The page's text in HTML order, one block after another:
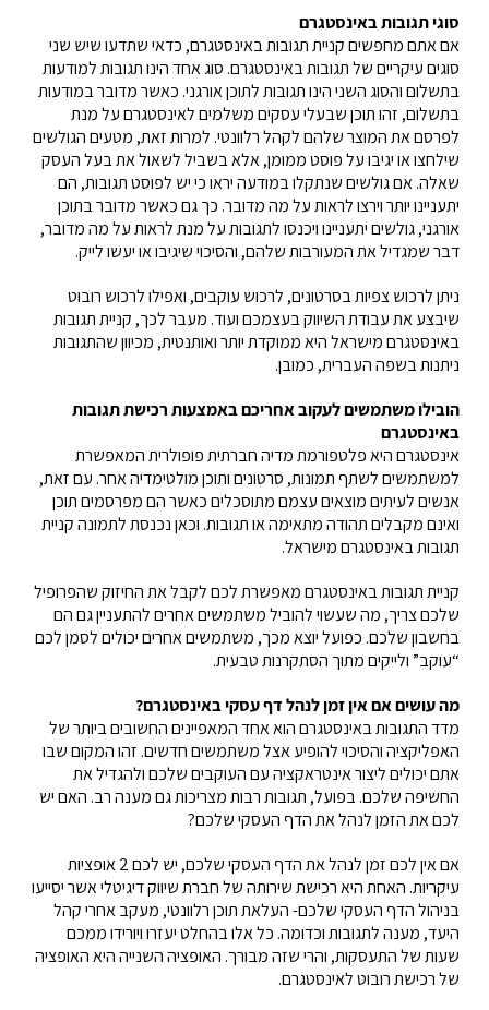
סוגי תגובות באינסטגרם
אם אתם מחפשים קניית תגובות באינסטגרם, כדאי שתדעו שיש שני
סוגים עיקריים של תגובות באינסטגרם. סוג אחד הינו תגובות למודעות
בתשלום והסוג השני הינו תגובות לתוכן אורגני. כאשר מדובר במודעות
בתשלום, זהו תוכן שבעלי עסקים משלמים לאינסטגרם על מנת
לפרסם את המוצר שלהם לקהל רלוונטי. למרות זאת, מטעים הגולשים
שילחצו או יגיבו על פוסט ממומן, אלא בשביל לשאול את בעל העסק
שאלה. אם גולשים שנתקלו במודעה יראו כי יש לפוסט תגובות, הם
יתעניינו יותר וירצו לראות על מה מדובר. כך גם כאשר מדובר בתוכן
אורגני, גולשים יתעניינו ויכנסו לתגובות על מנת לראות על מה מדובר,
דבר שמגדיל את המעורבות שלהם, והסיכוי שיגיבו או יעשו לייק.
ניתן לרכוש צפיות בסרטונים, לרכוש עוקבים, ואפילו לרכוש רובוט
שיבצע את עבודת השיווק בעצמכם ועוד. מעבר לכך, קניית תגובות
באינסטגרם מישראל היא ממוקדת יותר ואותנטית, מכיוון שהתגובות
ניתנות בשפה העברית, כמובן.
הובילו משתמשים לעקוב אחריכם באמצעות רכישת תגובות
באינסטגרם
אינסטגרם היא פלטפורמת מדיה חברתית פופולרית המאפשרת
למשתמשים לשתף תמונות, סרטונים ותוכן מולטימדיה אחר. עם זאת,
אנשים לעיתים מוצאים עצמם מתוסכלים כאשר הם מפרסמים תוכן
ואינם מקבלים תהודה מתאימה או תגובות. וכאן נכנסת לתמונה קניית
תגובות באינסטגרם מישראל.
קניית תגובות באינסטגרם מאפשרת לכם לקבל את החיזוק שהפרופיל
שלכם צריך, מה שעשוי להוביל משתמשים אחרים להתעניין גם הם
בחשבון שלכם. כפועל יוצא מכך, משתמשים אחרים יכולים לסמן לכם
“עוקב” ולייקים מתוך הסתקרנות טבעית.
מה עושים אם אין זמן לנהל דף עסקי באינסטגרם?
מדד התגובות באינסטגרם הוא אחד המאפיינים החשובים ביותר של
האפליקציה והסיכוי להופיע אצל משתמשים חדשים. זהו המקום שבו
אתם יכולים ליצור אינטראקציה עם העוקבים שלכם ולהגדיל את
החשיפה שלכם. בפועל, תגובות רבות מצריכות גם מענה רב. האם יש
לכם את הזמן לנהל את הדף העסקי שלכם?
אם אין לכם זמן לנהל את הדף העסקי שלכם, יש לכם 2 אופציות
עיקריות. האחת היא רכישת שירותה של חברת שיווק דיגיטלי אשר יסייעו
בניהול הדף העסקי שלכם- העלאת תוכן רלוונטי, מעקב אחרי קהל
היעד, מענה לתגובות וכדומה. כל אלו בהחלט יעזרו ויורידו ממכם
שעות של התעסקות, והרי שזה מבורך. האופציה השנייה היא האופציה
של רכישת רובוט לאינסטגרם.